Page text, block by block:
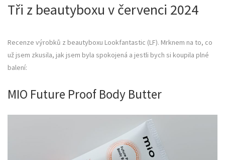
Tři z beautyboxu v červenci 2024
Recenze výrobků z beautyboxu Lookfantastic (LF). Mrknem na to, co
už jsem zkusila, jak jsem byla spokojená a jestli bych si koupila plné
balení:
MIO Future Proof Body Butter